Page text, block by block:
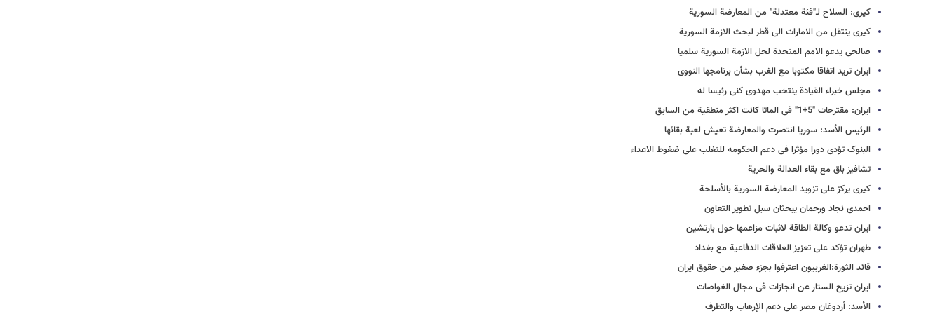
کیری: السلاح لـ"فئة معتدلة" من المعارضة السوریة
کیری ینتقل من الامارات الى قطر لبحث الازمة السوریة
صالحی یدعو الامم المتحدة لحل الازمة السوریة سلمیا
ایران ترید اتفاقا مکتوبا مع الغرب بشأن برنامجها النووی
مجلس خبراء القیادة ینتخب مهدوی کنی رئیسا له
ایران: مقترحات "5+1" فی الماتا کانت اکثر منطقیة من السابق
الرئیس الأسد: سوریا انتصرت والمعارضة تعیش لعبة بقائها
البنوک تؤدی دورا مؤثرا فی دعم الحکومه للتغلب علی ضغوط الاعداء
تشافیز باق مع بقاء العدالة والحریة
کیری یرکز على تزوید المعارضة السوریة بالأسلحة
احمدی نجاد ورحمان یبحثان سبل تطویر التعاون
ایران تدعو وکالة الطاقة لاثبات مزاعمها حول بارتشین
طهران تؤکد على تعزیز العلاقات الدفاعیة مع بغداد
قائد الثورة:الغربیون اعترفوا بجزء صغیر من حقوق ایران
ایران تزیح الستار عن انجازات فی مجال الغواصات
الأسد: أردوغان مصر على دعم الإرهاب والتطرف